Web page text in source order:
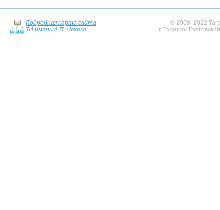
Подробная карта сайта
ТИ имени А.П. Чехова
© 2008–2022
г. Таганрог